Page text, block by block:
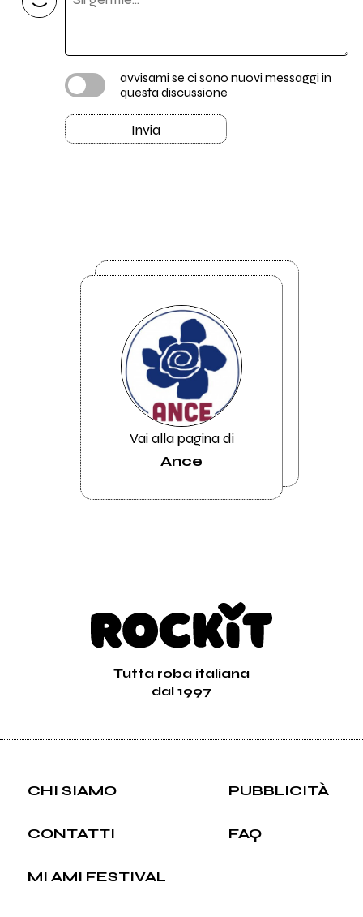
avvisami se ci sono nuovi messaggi in
questa discussione
Invia
Vai alla pagina di
Ance
Tutta roba italiana
dal 1997
CHI SIAMO PUBBLICITÀ
CONTATTI FAQ
MI AMI FESTIVAL